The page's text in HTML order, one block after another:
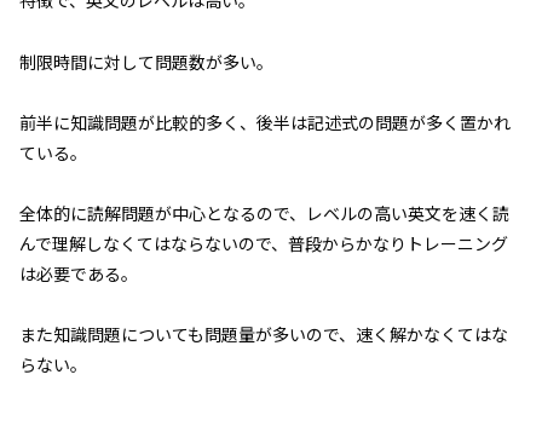
制限時間に対して問題数が多い。
前半に知識問題が比較的多く、後半は記述式の問題が多く置かれ
ている。
全体的に読解問題が中心となるので、レベルの高い英文を速く読
んで理解しなくてはならないので、普段からかなりトレーニング
は必要である。
また知識問題についても問題量が多いので、速く解かなくてはな
らない。